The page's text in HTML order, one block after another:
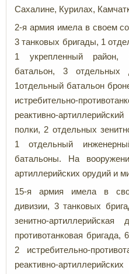
Сахалине, Курилах,
2-я армия имела в своем
3 танковых бригады, 1
1 укрепленный район,
батальон, 3 отдельных
1отдельный батальон
истребительно-
реактивно-
полки, 2 отдельных
1 отдельный
батальоны. На
артиллерийских орудий и
15-я армия имела в
дивизии, 3 танковых
зенитно-
противотанковая бригада,
2 истребительно-
реактивно-